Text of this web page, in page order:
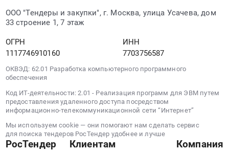
ООО "Тендеры и закупки", г. Москва, улица Усачева, дом
33 строение 1, 7 этаж
ОГРН
1117746910160
ИНН
7703756587
ОКВЭД: 62.01 Разработка компьютерного программного
обеспечения
Код ИТ-деятельности: 2.01 - Реализация программ для ЭВМ путем
предоставления удаленного доступа посредством
информационно-телекоммуникационной сети “Интернет”
Мы используем cookie — они помогают нам сделать сервис
для поиска тендеров РосТендер удобнее и лучше
РосТендер Клиентам Компания